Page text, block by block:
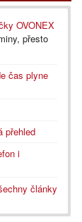
OVONEX
přesto
čas plyne
přehled
i
články